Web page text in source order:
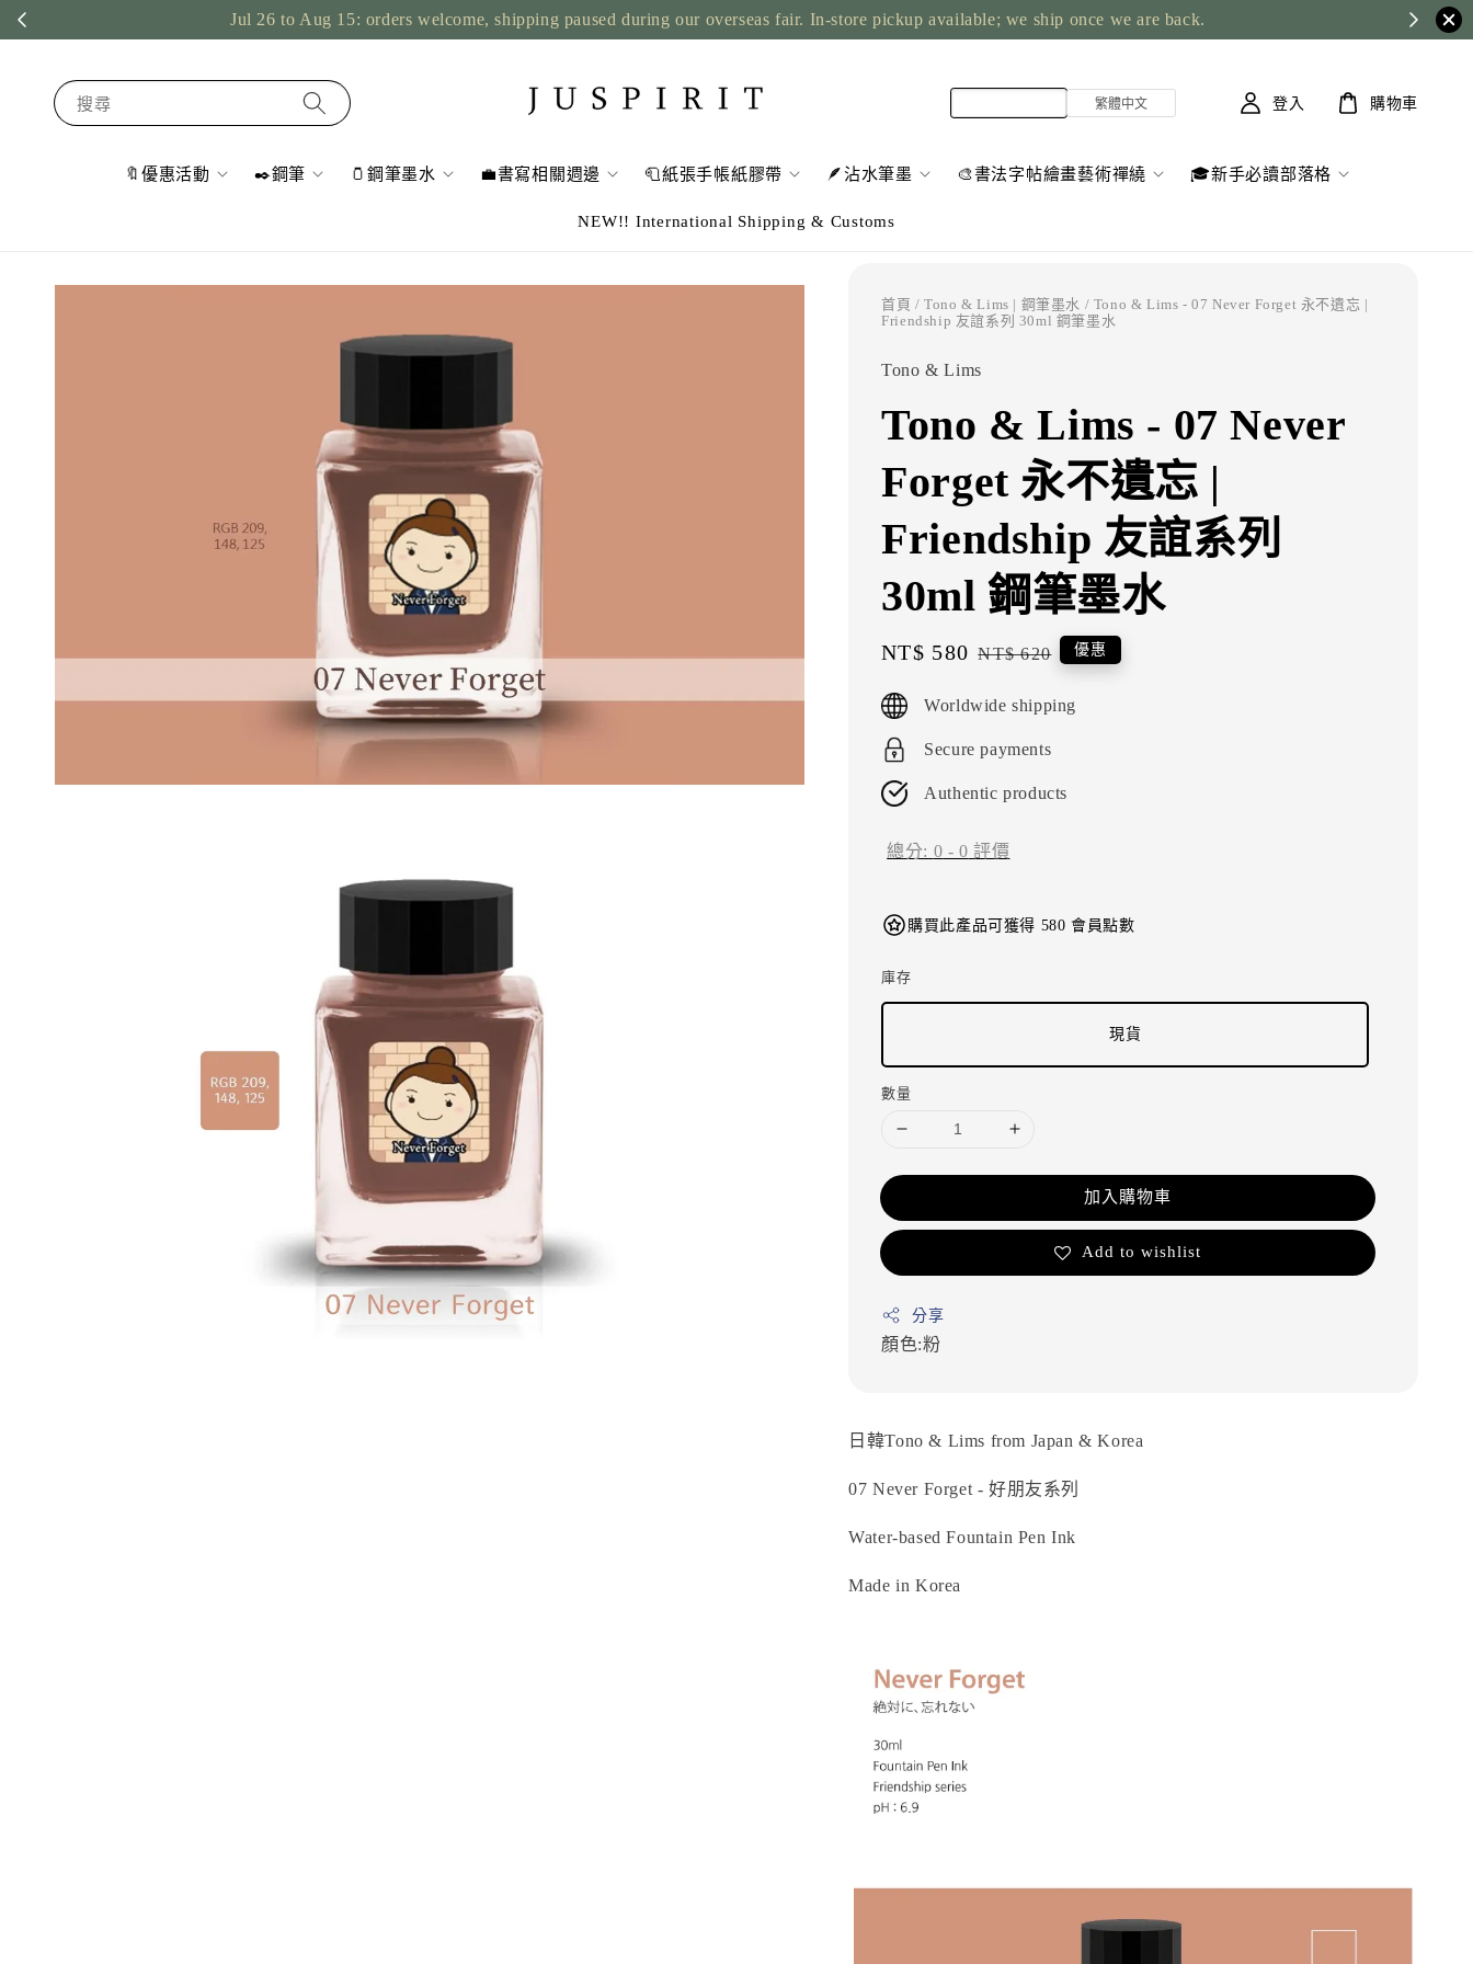
Jul 26 to Aug 15: orders welcome, shipping paused during our overseas fair. In-store pickup available; we ship once we are back.
搜尋
🔖優惠活動 ✒️鋼筆 🫙鋼筆墨水 💼書寫相關週邊 🧻紙張手帳紙膠帶 🪶沾水筆墨 🎨書法字帖繪畫藝術禪繞 🎓新手必讀部落格
NEW!! International Shipping & Customs
登入 購物車
首頁 /Tono & Lims | 鋼筆墨水 / Tono & Lims - 07 Never Forget 永不遺忘 |
Friendship 友誼系列 30ml 鋼筆墨水
Tono & Lims
Tono & Lims - 07 Never
Forget 永不遺忘 |
Friendship 友誼系列
30ml 鋼筆墨水
Sale
NT$ 580 Regular
NT$ 620 優惠
Worldwide shipping
Secure payments
Authentic products
總分: 0 -0 評價
購買此產品可獲得 580 會員點數
庫存
現貨
數量
加入購物車
Add to wishlist
分享
顏色:粉
日韓Tono & Lims from Japan & Korea
07 Never Forget - 好朋友系列
Water-based Fountain Pen Ink
Made in Korea